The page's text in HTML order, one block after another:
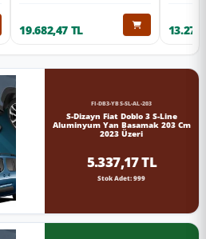
19.682,47 TL
FI-DB3-YBS-SL-AL-203
S-Dizayn Fiat Doblo 3 S-Line
Aluminyum Yan Basamak 203 Cm
2023 Üzeri
5.337,17 TL
Stok Adet: 999